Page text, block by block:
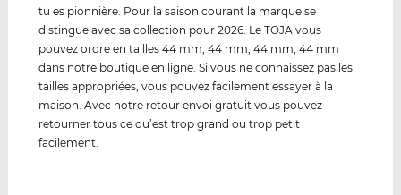
tu es pionnière. Pour la saison courant la marque se
distingue avec sa collection pour 2026. Le TOJA vous
pouvez ordre en tailles 44 mm, 44 mm, 44 mm, 44 mm
dans notre boutique en ligne. Si vous ne connaissez pas les
tailles appropriées, vous pouvez facilement essayer à la
maison. Avec notre retour envoi gratuit vous pouvez
retourner tous ce qu’est trop grand ou trop petit
facilement.